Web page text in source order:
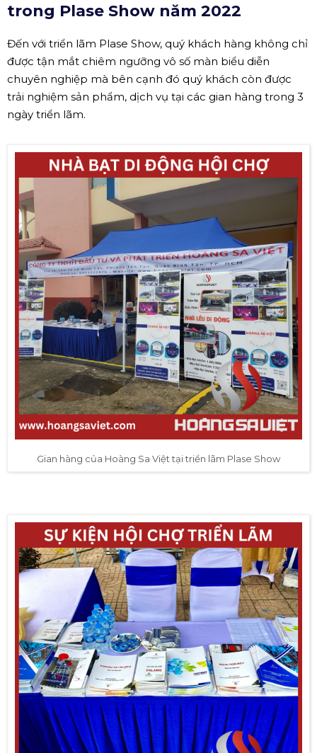
trong Plase Show năm 2022
Đến với triển lãm Plase Show, quý khách hàng không chỉ
được tận mắt chiêm ngưỡng vô số màn biểu diễn
chuyên nghiệp mà bên cạnh đó quý khách còn được
trải nghiệm sản phẩm, dịch vụ tại các gian hàng trong 3
ngày triển lãm.
Gian hàng của Hoàng Sa Việt tại triển lãm Plase Show